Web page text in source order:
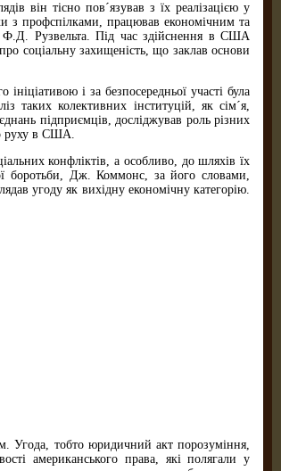
він тісно пов´язував з їх реалізацією у
з профспілками, працював економічним та
Ф.Д. Рузвельта. Під час здійснення в США
соціальну захищеність, що заклав основи
і за безпосередньої участі була
колективних інституцій, як сім´я,
підприємців, досліджував роль різних
руху в США.
конфліктів, а особливо, до шляхів їх
боротьби, Дж. Коммонс, за його словами,
угоду як вихідну економічну категорію.
Угода, тобто юридичний акт порозуміння,
американського права, які полягали у